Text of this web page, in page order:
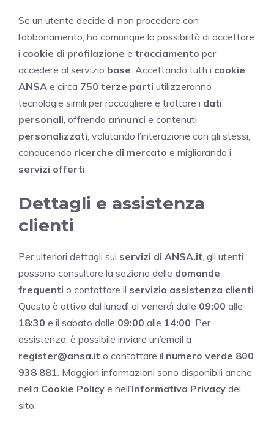
Se un utente decide di non procedere con
l’abbonamento, ha comunque la possibilità di accettare
i cookie di profilazione e tracciamento per
accedere al servizio base . Accettando tutti i cookie
ANSA e circa 750 terze parti utilizzeranno
tecnologie simili per raccogliere e trattare i dati
personali , offrendo annunci e contenuti
personalizzati , valutando l’interazione con gli stessi,
conducendo ricerche di mercato e migliorando i
servizi offerti
Dettagli e assistenza
clienti
Per ulteriori dettagli sui servizi di ANSA.it , gli utenti
possono consultare la sezione delle domande
frequenti o contattare il servizio assistenza clienti
Questo è attivo dal lunedì al venerdì dalle 09:00 alle
18:30 e il sabato dalle 09:00 alle 14:00 . Per
assistenza, è possibile inviare un’email a
register@ansa.it o contattare il numero verde 800
938 881 . Maggiori informazioni sono disponibili anche
nella Cookie Policy e nell’Informativa Privacy del
sito.